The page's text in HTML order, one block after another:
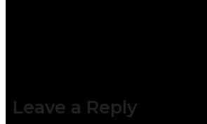
Leave a Reply